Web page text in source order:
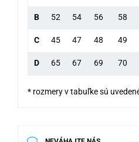
B 52 54 56 58
C 45 47 48 49
D 65 67 69 70
* rozmery v tabuľke sú